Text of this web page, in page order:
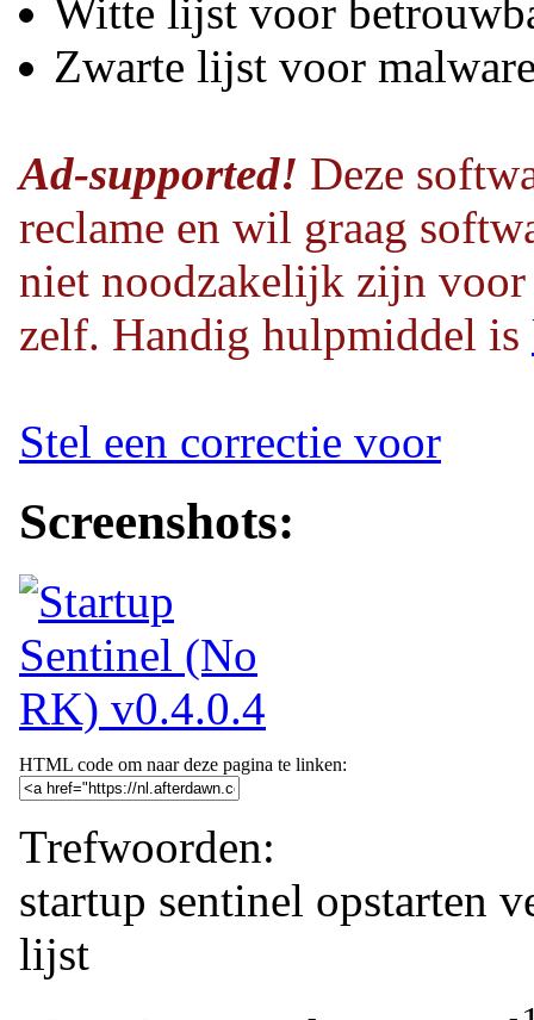
Witte lijst voor
Zwarte lijst voor
Ad-supported! Deze
reclame en wil graag
niet noodzakelijk zijn
zelf. Handig hulpmiddel is
Stel een correctie voor
Screenshots:
HTML code om naar deze pagina te linken:
Trefwoorden:
startup sentinel opstarten
lijst